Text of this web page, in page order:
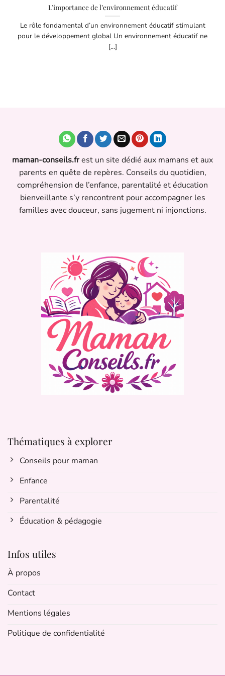
L’importance de l’environnement éducatif
Le rôle fondamental d’un environnement éducatif stimulant
pour le développement global Un environnement éducatif ne
[...]
maman-conseils.frest un site dédié aux mamans et aux
parents en quête de repères. Conseils du quotidien,
compréhension de l’enfance, parentalité et éducation
bienveillante s’y rencontrent pour accompagner les
familles avec douceur, sans jugement ni injonctions.
Thématiques à explorer
Conseils pour maman
Enfance
Parentalité
Éducation & pédagogie
Infos utiles
À propos
Contact
Mentions légales
Politique de confidentialité